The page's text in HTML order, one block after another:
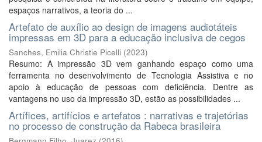
espaços narrativos, a teoria do ...
Artefato de auxílio ao design de imagens audiotáteis
impressas em 3D para a educação inclusiva de cegos
Sanches, Emilia Christie Picelli (2023)
Resumo: A impressão 3D vem ganhando espaço como uma
ferramenta no desenvolvimento de Tecnologia Assistiva e no
apoio à educação de pessoas com deficiência. Dentre as
vantagens no uso da impressão 3D, estão as possibilidades ...
Artífices, artifícios e artefatos : narrativas e trajetórias
no processo de construção da Rabeca brasileira